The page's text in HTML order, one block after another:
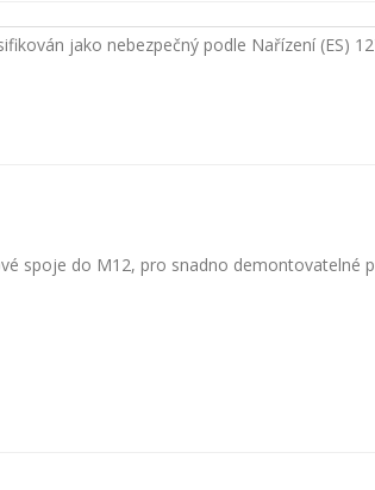
jako nebezpečný podle Nařízení (ES)
spoje do M12, pro snadno demontovatelné